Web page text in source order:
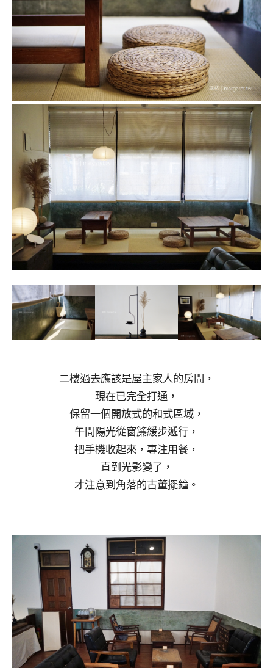
二樓過去應該是屋主家人的房間，
現在已完全打通，
保留一個開放式的和式區域，
午間陽光從窗簾緩步遞行，
把手機收起來，專注用餐，
直到光影變了，
才注意到角落的古董擺鐘。